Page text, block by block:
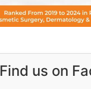
Find us on